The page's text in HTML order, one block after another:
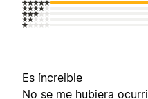
Es íncreible
No se me hubiera